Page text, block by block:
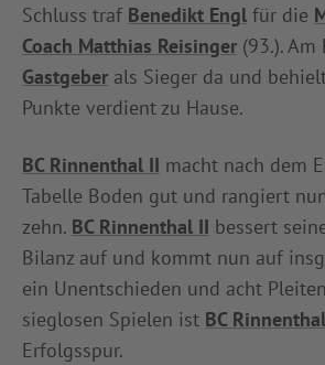
Schluss traf Benedikt Engl für die
Coach Matthias Reisinger (93.).
Gastgeber als Sieger da und
Punkte verdient zu Hause.
BC Rinnenthal II macht nach dem
Tabelle Boden gut und rangiert
zehn. BC Rinnenthal II bessert
Bilanz auf und kommt nun auf
ein Unentschieden und acht
sieglosen Spielen ist BC
Erfolgsspur.